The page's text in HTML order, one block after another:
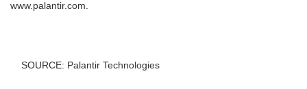
www.palantir.com.
SOURCE: Palantir Technologies